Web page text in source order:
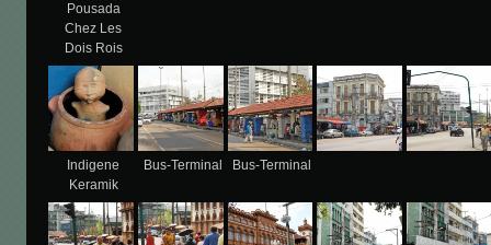
Pousada
Chez Les
Dois Rois
Indigene
Keramik
Bus-Terminal Bus-Terminal